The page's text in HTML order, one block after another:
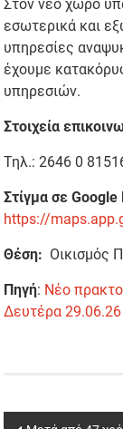
Στον νέο χώρο
εσωτερικά και
υπηρεσίες
έχουμε
υπηρεσιών.
Στοιχεία
Τηλ.: 2646 0
Στίγμα σεGoogle
https://
Θέση: Οικισμός
Πηγή: Νέο
Δευτέρα 29.06.26